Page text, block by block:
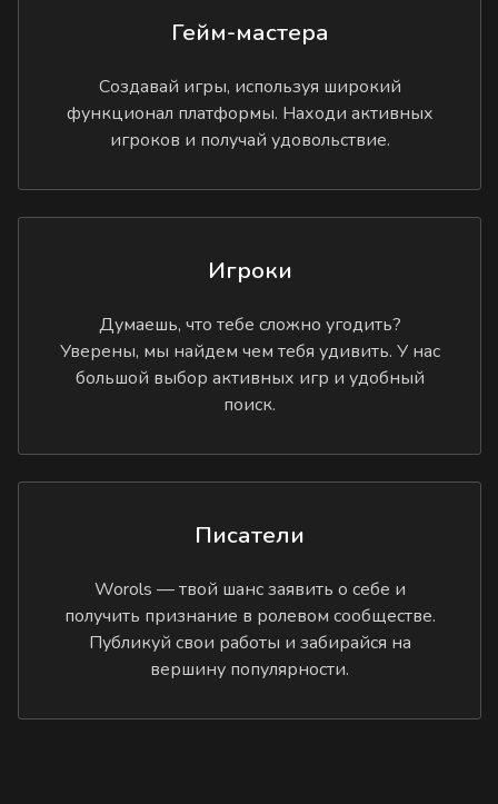
Гейм-мастера
Создавай игры, используя широкий
функционал платформы. Находи активных
игроков и получай удовольствие.
Игроки
Думаешь, что тебе сложно угодить?
Уверены, мы найдем чем тебя удивить. У нас
большой выбор активных игр и удобный
поиск.
Писатели
Worols — твой шанс заявить о себе и
получить признание в ролевом сообществе.
Публикуй свои работы и забирайся на
вершину популярности.